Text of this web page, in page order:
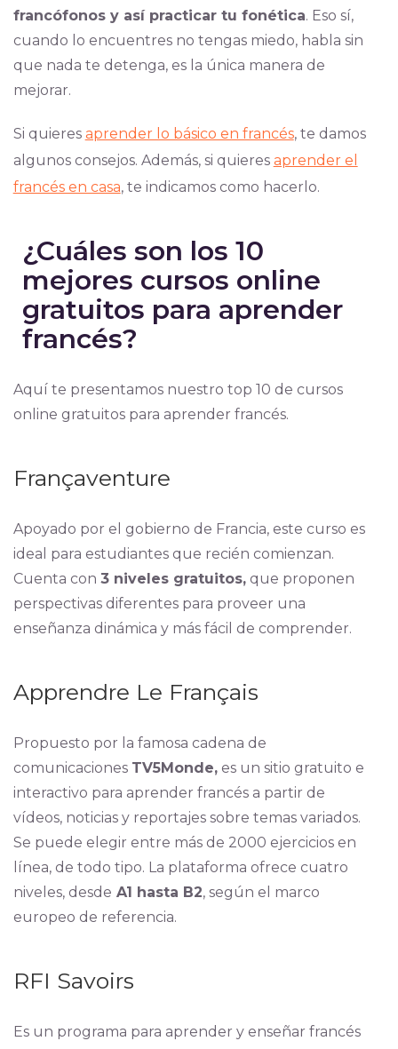
francófonos y así practicar tu fonética. Eso sí,
cuando lo encuentres no tengas miedo, habla sin
que nada te detenga, es la única manera de
mejorar.
Si quieres aprender lo básico en francés, te damos
algunos consejos. Además, si quieres aprender el
francés en casa, te indicamos como hacerlo.
¿Cuáles son los 10
mejores cursos online
gratuitos para aprender
francés?
Aquí te presentamos nuestro top 10 de cursos
online gratuitos para aprender francés.
Françaventure
Apoyado por el gobierno de Francia, este curso es
ideal para estudiantes que recién comienzan.
Cuenta con 3 niveles gratuitos,que proponen
perspectivas diferentes para proveer una
enseñanza dinámica y más fácil de comprender.
Apprendre Le Français
Propuesto por la famosa cadena de
comunicaciones TV5Monde,es un sitio gratuito e
interactivo para aprender francés a partir de
vídeos, noticias y reportajes sobre temas variados.
Se puede elegir entre más de 2000 ejercicios en
línea, de todo tipo. La plataforma ofrece cuatro
niveles, desde A1 hasta B2, según el marco
europeo de referencia.
RFI Savoirs
Es un programa para aprender y enseñar francés